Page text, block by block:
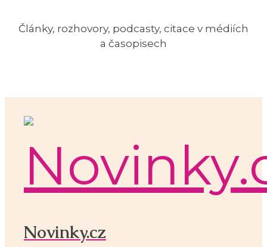
Články, rozhovory, podcasty, citace v médiích
a časopisech
Novinky.cz